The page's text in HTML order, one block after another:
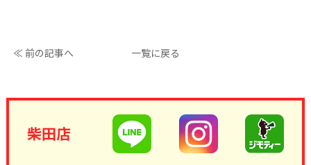
≪ 前の記事へ 一覧に戻る
柴田店